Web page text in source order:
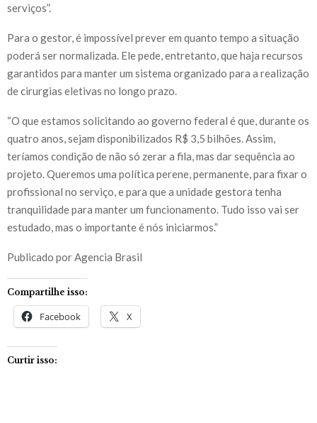
serviços”.
Para o gestor, é impossível prever em quanto tempo a situação
poderá ser normalizada. Ele pede, entretanto, que haja recursos
garantidos para manter um sistema organizado para a realização
de cirurgias eletivas no longo prazo.
“O que estamos solicitando ao governo federal é que, durante os
quatro anos, sejam disponibilizados R$ 3,5 bilhões. Assim,
teríamos condição de não só zerar a fila, mas dar sequência ao
projeto. Queremos uma política perene, permanente, para fixar o
profissional no serviço, e para que a unidade gestora tenha
tranquilidade para manter um funcionamento. Tudo isso vai ser
estudado, mas o importante é nós iniciarmos.”
Publicado por Agencia Brasil
Compartilhe isso:
Facebook X
Curtir isso: